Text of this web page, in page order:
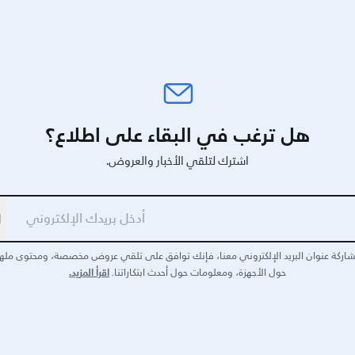
هل ترغب في البقاء على اطلاع؟
اشترك لتلقي الأخبار والعروض.
عنوان البريد الإلكتروني معنا، فإنك توافق على تلقي عروض مخصصة، ومحتوى
حول الأجهزة، ومعلومات حول أحدث ابتكاراتنا.اقرأ المزيد.